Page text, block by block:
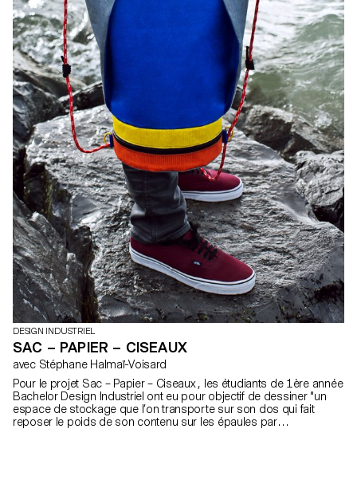
DESIGN INDUSTRIEL
SAC – PAPIER – CISEAUX
avec Stéphane Halmaï-Voisard
Pour le projet Sac – Papier – Ciseaux , les étudiants de 1ère année
Bachelor Design Industriel ont eu pour objectif de dessiner "un
espace de stockage que l’on transporte sur son dos qui fait
reposer le poids de son contenu sur les épaules par